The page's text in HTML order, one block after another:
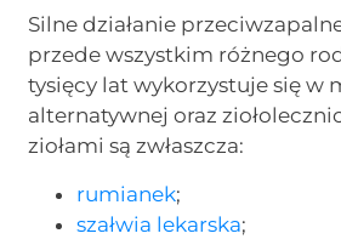
Silne działanie
przede wszystkim różnego
tysięcy lat wykorzystuje się w
alternatywnej oraz
ziołami są zwłaszcza:
rumianek;
szałwia lekarska;